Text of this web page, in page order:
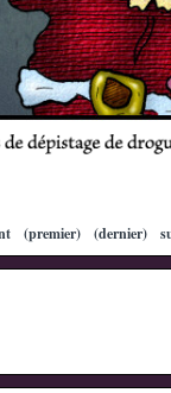
(premier) (dernier)